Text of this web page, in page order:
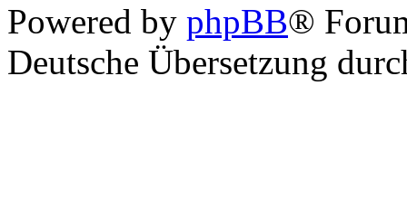
Powered by phpBB®
Deutsche Übersetzung